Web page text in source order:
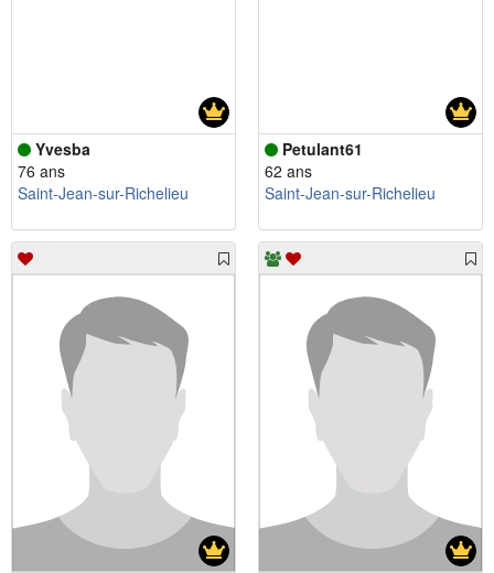
Yvesba
76 ans
Saint-Jean-sur-Richelieu
Petulant61
62 ans
Saint-Jean-sur-Richelieu